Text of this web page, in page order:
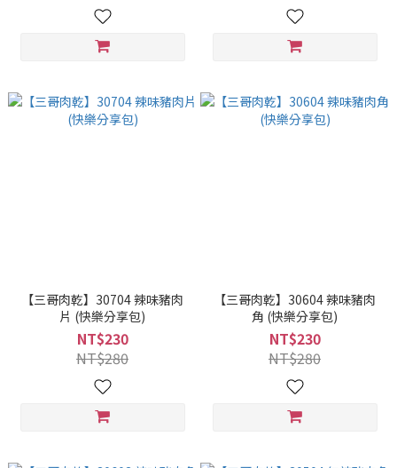
【三哥肉乾】30704 辣味豬肉
片 (快樂分享包)
NT$230
NT$280
【三哥肉乾】30604 辣味豬肉
角 (快樂分享包)
NT$230
NT$280